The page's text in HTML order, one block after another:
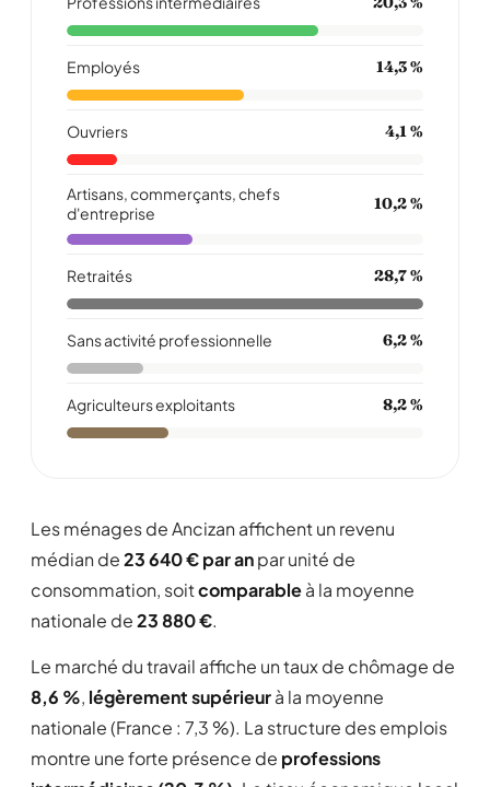
Employés 14,3 %
Ouvriers 4,1 %
Artisans, commerçants, chefs
d'entreprise
10,2 %
Retraités 28,7 %
Sans activité professionnelle 6,2 %
Agriculteurs exploitants 8,2 %
Les ménages de Ancizan affichent un revenu
médian de23 640 € par anpar unité de
consommation, soitcomparableà la moyenne
nationale de23 880 €.
Le marché du travail affiche un taux de chômage de
8,6 %, légèrement supérieurà la moyenne
nationale (France : 7,3 %). La structure des emplois
montre une forte présence de professions